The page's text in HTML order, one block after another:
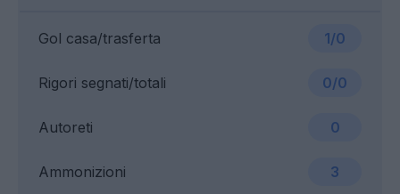
Gol casa/trasferta 1/0
Ammonizioni 3
Rigori segnati/totali 0/0
Autoreti 0